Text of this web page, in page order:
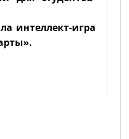
интеллект-игра